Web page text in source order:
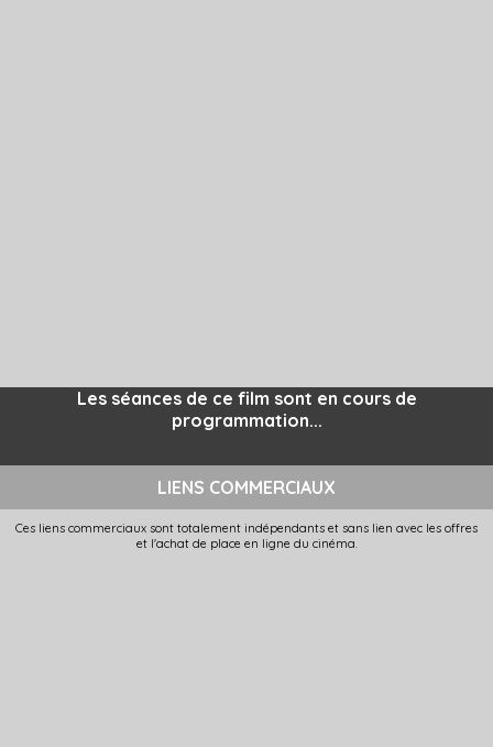
Les séances de ce film sont en cours de
programmation...
LIENS COMMERCIAUX
Ces liens commerciaux sont totalement indépendants et sans lien avec les offres
et l'achat de place en ligne du cinéma.